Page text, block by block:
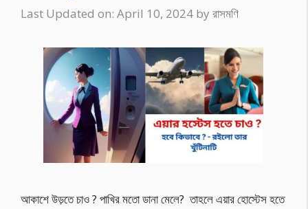
Last Updated on: April 10, 2024 by রাসমণি
আকাশে উড়তে চাও ? পাখির মতো ডানা মেলে? তাহলে এয়ার হোস্টেস হতে